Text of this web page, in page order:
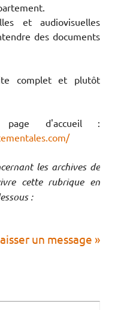
et audiovisuelles
des documents
complet et plutôt
d'accueil :
les archives de
cette rubrique en
:
un message »